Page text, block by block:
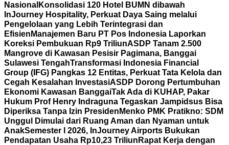
Nasional Konsolidasi 120 Hotel BUMN dibawah
InJourney Hospitality, Perkuat Daya Saing melalui
Pengelolaan yang Lebih Terintegrasi dan
Efisien Manajemen Baru PT Pos Indonesia Laporkan
Koreksi Pembukuan Rp9 TriliunASDP Tanam 2.500
Mangrove di Kawasan Pesisir Pagimana, Banggai
Sulawesi TengahTransformasi Indonesia Financial
Group (IFG) Pangkas 12 Entitas, Perkuat Tata Kelola dan
Cegah Kesalahan InvestasiASDP Dorong Pertumbuhan
Ekonomi Kawasan BanggaiTak Ada di KUHAP, Pakar
Hukum Prof Henry Indraguna Tegaskan Jampidsus Bisa
Diperiksa Tanpa Izin Presiden Menko PMK Pratikno: SDM
Unggul Dimulai dari Ruang Aman dan Nyaman untuk
AnakSemester I 2026, InJourney Airports Bukukan
Pendapatan Usaha Rp10,23 Triliun Rapat Kerja dengan